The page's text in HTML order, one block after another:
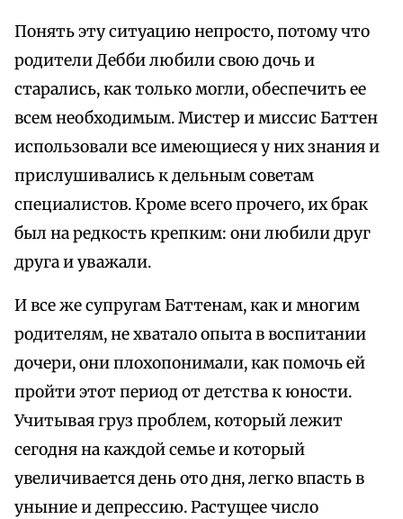
Понять эту ситуацию непросто, потому что
родители Дебби любили свою дочь и
старались, как только могли, обеспечить ее
всем необходимым. Мистер и миссис Баттен
использовали все имеющиеся у них знания и
прислушивались к дельным советам
специалистов. Кроме всего прочего, их брак
был на редкость крепким: они любили друг
друга и уважали.
И все же супругам Баттенам, как и многим
родителям, не хватало опыта в воспитании
дочери, они плохопонимали, как помочь ей
пройти этот период от детства к юности.
Учитывая груз проблем, который лежит
сегодня на каждой семье и который
увеличивается день ото дня, легко впасть в
уныние и депрессию. Растущее число